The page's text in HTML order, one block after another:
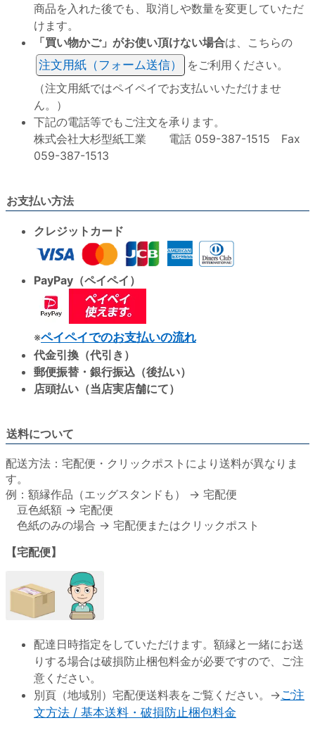
商品を入れた後でも、取消しや数量を変更していただ
けます。
「買い物かご」がお使い頂けない場合は、こちらの
注文用紙（フォーム送信）
をご利用ください。
（注文用紙ではペイペイでお支払いいただけませ
ん。）
下記の電話等でもご注文を承ります。
株式会社大杉型紙工業 電話 059-387-1515 Fax
059-387-1513
お支払い方法
クレジットカード
PayPay（ペイペイ）
※ペイペイでのお支払いの流れ
代金引換（代引き）
郵便振替・銀行振込（後払い）
店頭払い（当店実店舗にて）
送料について
配送方法：宅配便・クリックポストにより送料が異なりま
す。
例：額縁作品（エッグスタンドも） → 宅配便
豆色紙額 → 宅配便
色紙のみの場合 → 宅配便またはクリックポスト
【宅配便】
配達日時指定をしていただけます。額縁と一緒にお送
りする場合は破損防止梱包料金が必要ですので、ご注
意ください。
別頁（地域別）宅配便送料表をご覧ください。→ご注
文方法 / 基本送料・破損防止梱包料金